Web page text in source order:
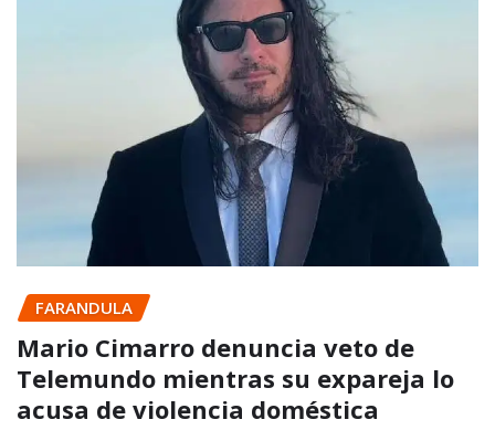
FARANDULA
Mario Cimarro denuncia veto de
Telemundo mientras su expareja lo
acusa de violencia doméstica